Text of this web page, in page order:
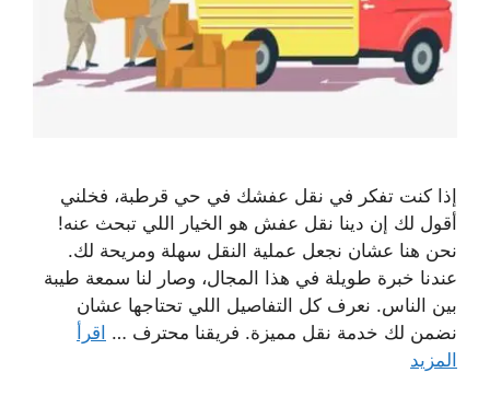
إذا كنت تفكر في نقل عفشك في حي قرطبة، فخلني
أقول لك إن دينا نقل عفش هو الخيار اللي تبحث عنه!
نحن هنا عشان نجعل عملية النقل سهلة ومريحة لك.
عندنا خبرة طويلة في هذا المجال، وصار لنا سمعة طيبة
بين الناس. نعرف كل التفاصيل اللي تحتاجها عشان
نضمن لك خدمة نقل مميزة. فريقنا محترف … اقرأ
المزيد